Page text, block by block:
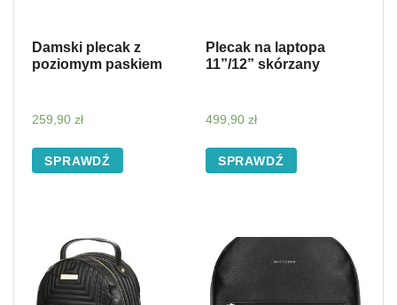
Damski plecak z
poziomym paskiem
259,90 zł
SPRAWDŹ
Plecak na laptopa
11”/12” skórzany
499,90 zł
SPRAWDŹ